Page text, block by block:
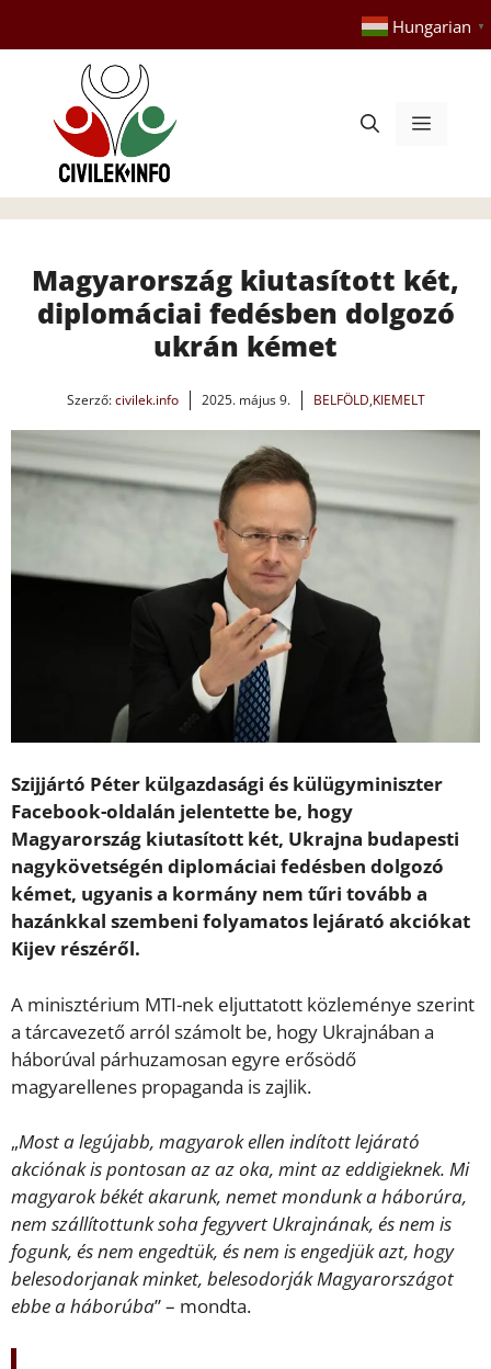
tartalomba
Hungarian ▼
Menü
Magyarország kiutasított két,
diplomáciai fedésben dolgozó
ukrán kémet
Szerző:civilek.info 2025. május 9. BELFÖLD,KIEMELT
Szijjártó Péter külgazdasági és külügyminiszter
Facebook-oldalán jelentette be, hogy
Magyarország kiutasított két, Ukrajna budapesti
nagykövetségén diplomáciai fedésben dolgozó
kémet, ugyanis a kormány nem tűri tovább a
hazánkkal szembeni folyamatos lejárató akciókat
Kijev részéről.
A minisztérium MTI-nek eljuttatott közleménye szerint
a tárcavezető arról számolt be, hogy Ukrajnában a
háborúval párhuzamosan egyre erősödő
magyarellenes propaganda is zajlik.
„Most a legújabb, magyarok ellen indított lejárató
akciónak is pontosan az az oka, mint az eddigieknek. Mi
magyarok békét akarunk, nemet mondunk a háborúra,
nem szállítottunk soha fegyvert Ukrajnának, és nem is
fogunk, és nem engedtük, és nem is engedjük azt, hogy
belesodorjanak minket, belesodorják Magyarországot
ebbe a háborúba” – mondta.